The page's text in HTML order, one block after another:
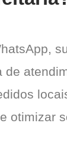
de
otimizar